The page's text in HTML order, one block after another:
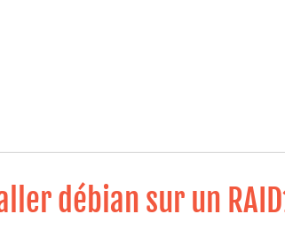
débian sur un